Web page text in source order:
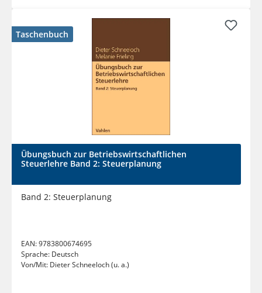
Taschenbuch
Übungsbuch zur Betriebswirtschaftlichen
Steuerlehre Band 2: Steuerplanung
Band 2: Steuerplanung
EAN:9783800674695
Sprache: Deutsch
Von/Mit: Dieter Schneeloch (u. a.)